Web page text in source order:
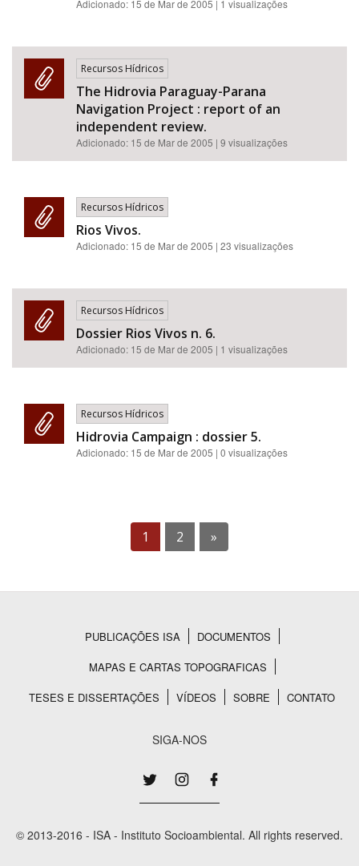
Adicionado: 15 de Mar de 2005 | 1 visualizações
Recursos Hídricos
The Hidrovia Paraguay-Parana
Navigation Project : report of an
independent review.
Adicionado: 15 de Mar de 2005 | 9 visualizações
Recursos Hídricos
Rios Vivos.
Adicionado: 15 de Mar de 2005 | 23 visualizações
Recursos Hídricos
Dossier Rios Vivos n. 6.
Adicionado: 15 de Mar de 2005 | 1 visualizações
Recursos Hídricos
Hidrovia Campaign : dossier 5.
Adicionado: 15 de Mar de 2005 | 0 visualizações
1 2 »
Rodapé
PUBLICAÇÕES ISA
DOCUMENTOS
MAPAS E CARTAS TOPOGRAFICAS
TESES E DISSERTAÇÕES
VÍDEOS SOBRE CONTATO
SIGA-NOS
© 2013-2016 - ISA - Instituto Socioambiental. All rights reserved.